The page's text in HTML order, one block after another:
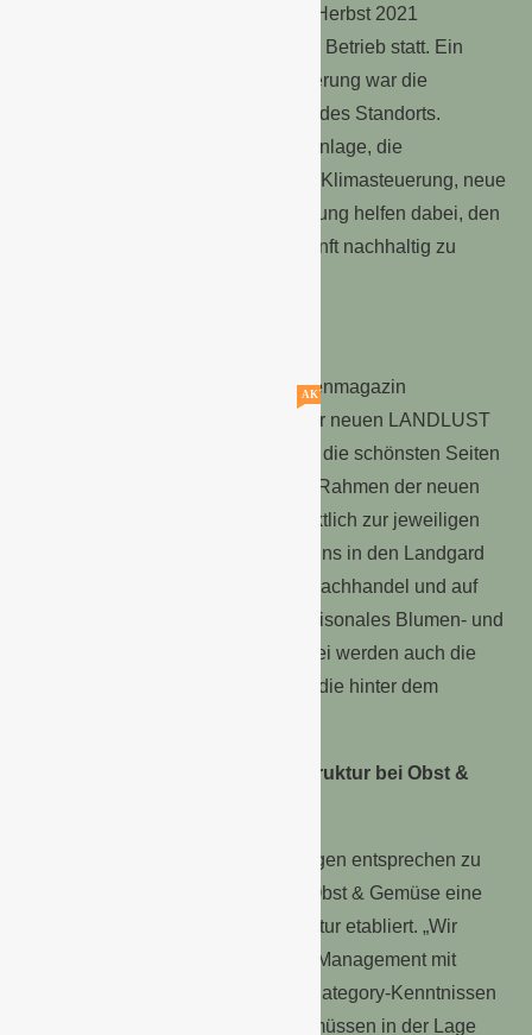
umfassenden Arbeiten fanden seit Herbst 2021
schrittweise parallel zum laufenden Betrieb statt. Ein
wichtiger Aspekt bei der Modernisierung war die
Verbesserung der Energieeffizienz des Standorts.
Maßnahmen wie eine Luftschleieranlage, die
Modernisierung der Heizungs- und Klimasteuerung, neue
Energieschirme und LED-Beleuchtung helfen dabei, den
Energiebedarf des Marktes in Zukunft nachhaltig zu
Zusammen mit dem Premium-Gartenmagazin
LANDLUST bringt Landgard mit der neuen LANDLUST
KOLLEKTION seit Dezember 2021 die schönsten Seiten
des Landlebens in den Handel. Im Rahmen der neuen
Lizenzkooperation wird immer pünktlich zur jeweiligen
Ausgabe des „LANDLUST“-Magazins in den Landgard
Cash & Carry-Märkten, im Garten-Fachhandel und auf
der LANDLUST-Seite ein neues saisonales Blumen- und
Pflanzensortiment angeboten. Dabei werden auch die
Erzeuger ins Rampenlicht gerückt, die hinter dem
Neue Vertriebs- und Sourcing-Struktur bei Obst &
Um den aktuellen Marktanforderungen entsprechen zu
können, hat Landgard im Bereich Obst & Gemüse eine
neue Vertriebs- und Sourcing-Struktur etabliert. „Wir
benötigen ein KAM- und Category-Management mit
umfassenden Konsumenten- und Category-Kenntnissen
sowie Innovationskompetenz und müssen in der Lage
AKTUELLE STELLENANGEBOTE!!!